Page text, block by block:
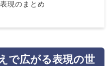
現のまとめ
で広がる表現の世